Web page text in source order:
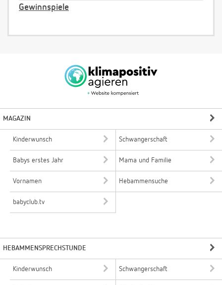
Gewinnspiele
MAGAZIN
Kinderwunsch Schwangerschaft
Babys erstes Jahr Mama und Familie
Vornamen Hebammensuche
babyclub.tv
HEBAMMENSPRECHSTUNDE
Kinderwunsch Schwangerschaft